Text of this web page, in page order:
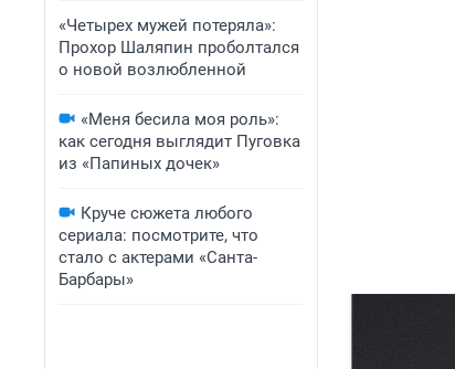
«Четырех мужей потеряла»:
Прохор Шаляпин проболтался
о новой возлюбленной
«Меня бесила моя роль»:
как сегодня выглядит Пуговка
из «Папиных дочек»
Круче сюжета любого
сериала: посмотрите, что
стало с актерами «Санта-
Барбары»